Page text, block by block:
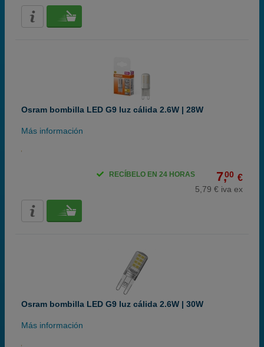
Osram bombilla LED G9 luz cálida 2.6W | 28W
Más información
7,00 €
5,79 € iva ex
RECÍBELO EN 24 HORAS
Osram bombilla LED G9 luz cálida 2.6W | 30W
Más información